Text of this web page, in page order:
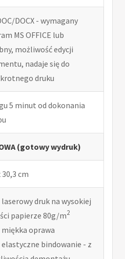
DOCX - wymagany
MS OFFICE lub
możliwość edycji
nadaje się do
druku
5 minut od dokonania
(gotowy wydruk)
30,3 cm
laserowy druk na wysokiej
papierze 80g/m2
miękka oprawa
elastyczne bindowanie - z